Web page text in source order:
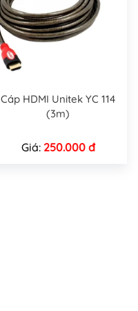
Cáp HDMI Unitek YC 114
(3m)
Giá: 250.000 đ